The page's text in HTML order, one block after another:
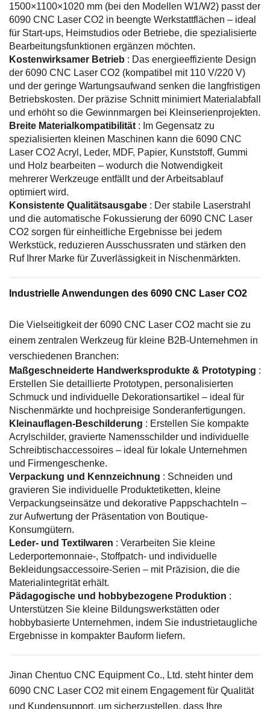
1500×1100×1020 mm (bei den Modellen W1/W2) passt der
6090 CNC Laser CO2 in beengte Werkstattflächen – ideal
für Start-ups, Heimstudios oder Betriebe, die spezialisierte
Bearbeitungsfunktionen ergänzen möchten.
Kostenwirksamer Betrieb : Das energieeffiziente Design
der 6090 CNC Laser CO2 (kompatibel mit 110 V/220 V)
und der geringe Wartungsaufwand senken die langfristigen
Betriebskosten. Der präzise Schnitt minimiert Materialabfall
und erhöht so die Gewinnmargen bei Kleinserienprojekten.
Breite Materialkompatibilität : Im Gegensatz zu
spezialisierten kleinen Maschinen kann die 6090 CNC
Laser CO2 Acryl, Leder, MDF, Papier, Kunststoff, Gummi
und Holz bearbeiten – wodurch die Notwendigkeit
mehrerer Werkzeuge entfällt und der Arbeitsablauf
optimiert wird.
Konsistente Qualitätsausgabe : Der stabile Laserstrahl
und die automatische Fokussierung der 6090 CNC Laser
CO2 sorgen für einheitliche Ergebnisse bei jedem
Werkstück, reduzieren Ausschussraten und stärken den
Ruf Ihrer Marke für Zuverlässigkeit in Nischenmärkten.
Industrielle Anwendungen des 6090 CNC Laser CO2
Die Vielseitigkeit der 6090 CNC Laser CO2 macht sie zu
einem zentralen Werkzeug für kleine B2B-Unternehmen in
verschiedenen Branchen:
Maßgeschneiderte Handwerksprodukte & Prototyping :
Erstellen Sie detaillierte Prototypen, personalisierten
Schmuck und individuelle Dekorationsartikel – ideal für
Nischenmärkte und hochpreisige Sonderanfertigungen.
Kleinauflagen-Beschilderung : Erstellen Sie kompakte
Acrylschilder, gravierte Namensschilder und individuelle
Schreibtischaccessoires – ideal für lokale Unternehmen
und Firmengeschenke.
Verpackung und Kennzeichnung : Schneiden und
gravieren Sie individuelle Produktetiketten, kleine
Verpackungseinsätze und dekorative Pappschachteln –
zur Aufwertung der Präsentation von Boutique-
Konsumgütern.
Leder- und Textilwaren : Verarbeiten Sie kleine
Lederportemonnaie-, Stoffpatch- und individuelle
Bekleidungsaccessoire-Serien – mit Präzision, die die
Materialintegrität erhält.
Pädagogische und hobbybezogene Produktion :
Unterstützen Sie kleine Bildungswerkstätten oder
hobbybasierte Unternehmen, indem Sie industrietaugliche
Ergebnisse in kompakter Bauform liefern.
Jinan Chentuo CNC Equipment Co., Ltd. steht hinter dem
6090 CNC Laser CO2 mit einem Engagement für Qualität
und Kundensupport, um sicherzustellen, dass Ihre